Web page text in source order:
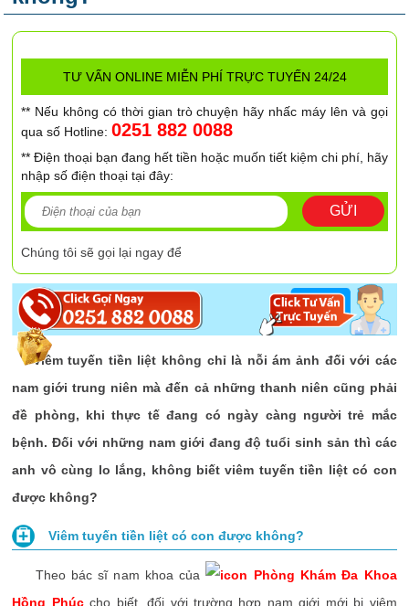
TƯ VẤN ONLINE MIỄN PHÍ TRỰC TUYẾN 24/24
** Nếu không có thời gian trò chuyện hãy nhấc máy lên và gọi
qua số Hotline: 0251 882 0088
** Điện thoại bạn đang hết tiền hoặc muốn tiết kiệm chi phí, hãy
nhập số điện thoại tại đây:
GỬI
Chúng tôi sẽ gọi lại ngay để
Viêm tuyến tiền liệt không chỉ là nỗi ám ảnh đối với các
nam giới trung niên mà đến cả những thanh niên cũng phải
đề phòng, khi thực tế đang có ngày càng người trẻ mắc
bệnh. Đối với những nam giới đang độ tuổi sinh sản thì các
anh vô cùng lo lắng, không biết viêm tuyến tiền liệt có con
được không?
Viêm tuyến tiền liệt có con được không?
Theo bác sĩ nam khoa của
Phòng Khám Đa Khoa
Hồng Phúccho biết, đối với trường hợp nam giới mới bị viêm